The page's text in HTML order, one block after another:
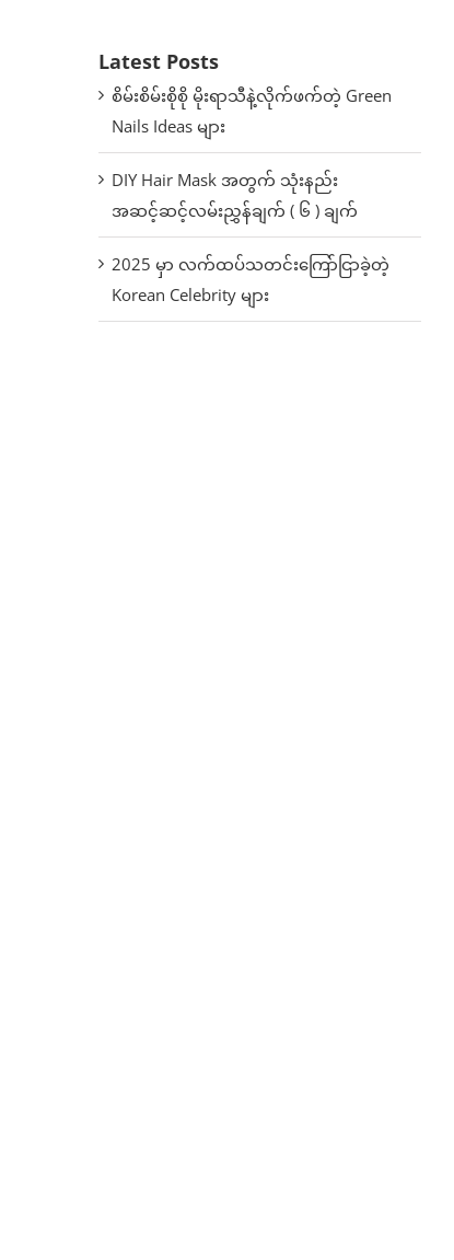
Latest Posts
စိမ်းစိမ်းစိုစို မိုးရာသီနဲ့လိုက်ဖက်တဲ့ Green
Nails Ideas များ
DIY Hair Mask အတွက် သုံးနည်း
အဆင့်ဆင့်လမ်းညွှန်ချက် ( ၆ ) ချက်
2025 မှာ လက်ထပ်သတင်းကြော်ငြာခဲ့တဲ့
Korean Celebrity များ